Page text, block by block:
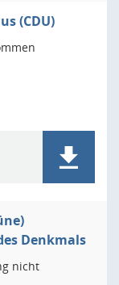
(CDU)
Denkmals
nicht